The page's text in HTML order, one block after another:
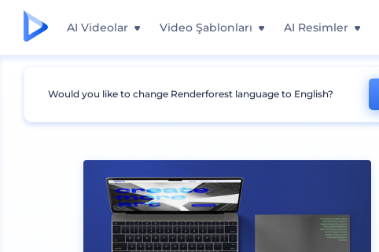
AI Videolar Video Şablonları AI Resimler
Mockuplar Baskı Dergi Mockup
Would you like to change Renderforest language to English?